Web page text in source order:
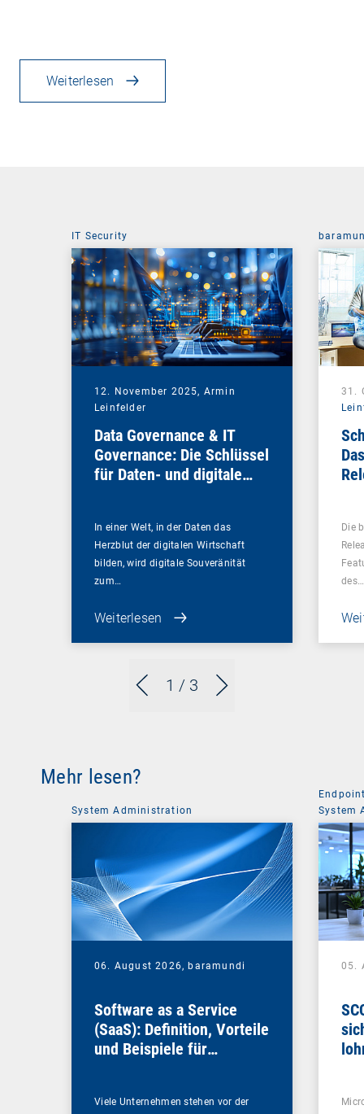
Weiterlesen
1 / 3
IT Security
12. November 2025, Armin
Leinfelder
Data Governance & IT
Governance: Die Schlüssel
für Daten- und digitale
In einer Welt, in der Daten das
Herzblut der digitalen Wirtschaft
bilden, wird digitale Souveränität
zum…
Weiterlesen
31.
Die
des…
Mehr lesen?
System Administration
06. August 2026, baramundi
Software as a Service
(SaaS): Definition, Vorteile
und Beispiele für
Viele Unternehmen stehen vor der
System
05.